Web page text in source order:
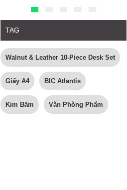
TAG
Walnut & Leather 10-Piece Desk Set
Giấy A4 BIC Atlantis
Kim Bấm Văn Phòng Phẩm